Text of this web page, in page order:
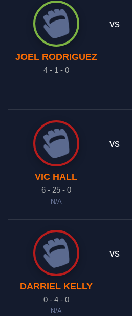
JOEL RODRIGUEZ
4 - 1 - 0
vs
VIC HALL
6 - 25 - 0
N/A
vs
DARRIEL KELLY
0 - 4 - 0
N/A
vs